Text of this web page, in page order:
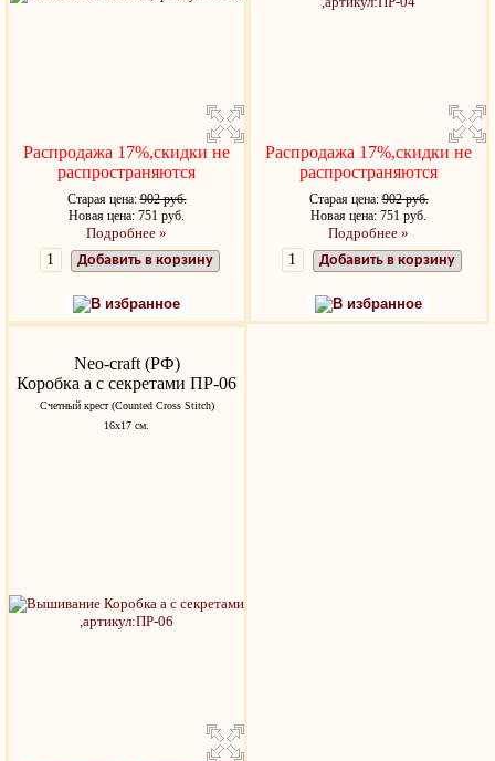
Распродажа 17%,скидки не
распространяются
Старая цена:902 руб.
Новая цена: 751 руб.
Подробнее »
Добавить в корзину
В избранное
Распродажа 17%,скидки не
распространяются
Старая цена:902 руб.
Новая цена: 751 руб.
Подробнее »
Добавить в корзину
В избранное
Neo-craft (РФ)
Коробка а с секретами ПР-06
Счетный крест (Counted Cross Stitch)
16х17 см.